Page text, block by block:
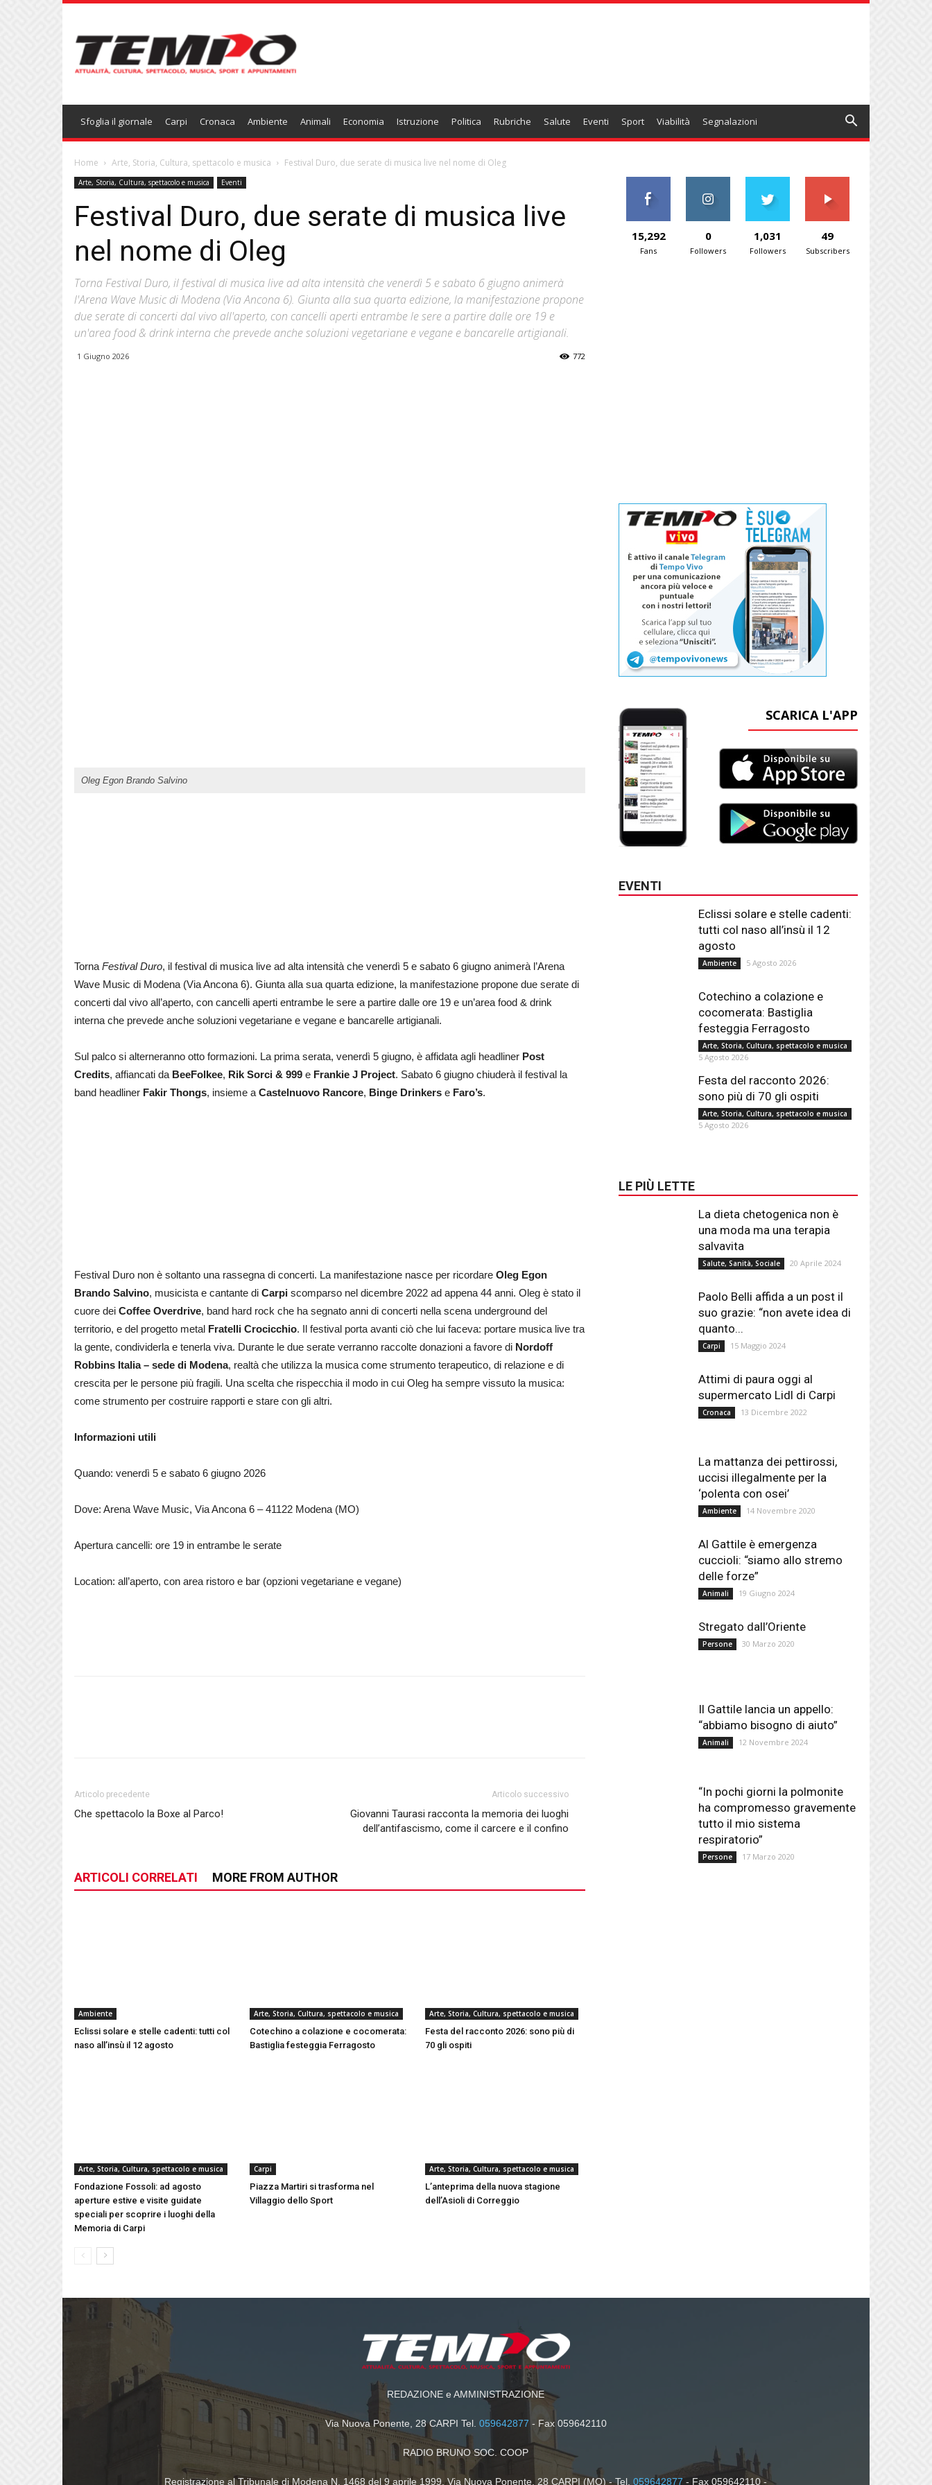
Sfoglia il giornale Carpi Cronaca Ambiente Animali Economia Istruzione Politica Rubriche Salute Eventi Sport Viabilità Segnalazioni
Home Arte, Storia, Cultura, spettacolo e musica Festival Duro, due serate di musica live nel nome di Oleg
Arte, Storia, Cultura, spettacolo e musica Eventi
Festival Duro, due serate di musica live
nel nome di Oleg
Torna Festival Duro, il festival di musica live ad alta intensità che venerdì 5 e sabato 6 giugno animerà
l'Arena Wave Music di Modena (Via Ancona 6). Giunta alla sua quarta edizione, la manifestazione propone
due serate di concerti dal vivo all'aperto, con cancelli aperti entrambe le sere a partire dalle ore 19 e
un'area food & drink interna che prevede anche soluzioni vegetariane e vegane e bancarelle artigianali.
1 Giugno 2026 772
Oleg Egon Brando Salvino
TornaFestival Duro, il festival di musica live ad alta intensità che venerdì 5 e sabato 6 giugno animerà l’Arena
Wave Music di Modena (Via Ancona 6). Giunta alla sua quarta edizione, la manifestazione propone due serate di
concerti dal vivo all’aperto, con cancelli aperti entrambe le sere a partire dalle ore 19 e un’area food & drink
interna che prevede anche soluzioni vegetariane e vegane e bancarelle artigianali.
Sul palco si alterneranno otto formazioni. La prima serata, venerdì 5 giugno, è affidata agli headliner Post
Credits, affiancati da BeeFolkee, Rik Sorci & 999 e Frankie J Project. Sabato 6 giugno chiuderà il festival la
band headliner Fakir Thongs, insieme aCastelnuovo Rancore, Binge Drinkers e Faro’s.
Festival Duro non è soltanto una rassegna di concerti. La manifestazione nasce per ricordareOleg Egon
Brando Salvino, musicista e cantante diCarpi scomparso nel dicembre 2022 ad appena 44 anni. Oleg è stato il
cuore deiCoffee Overdrive, band hard rock che ha segnato anni di concerti nella scena underground del
territorio, e del progetto metal Fratelli Crocicchio. Il festival porta avanti ciò che lui faceva: portare musica live tra
la gente, condividerla e tenerla viva. Durante le due serate verranno raccolte donazioni a favore di Nordoff
Robbins Italia – sede di Modena, realtà che utilizza la musica come strumento terapeutico, di relazione e di
crescita per le persone più fragili. Una scelta che rispecchia il modo in cui Oleg ha sempre vissuto la musica:
come strumento per costruire rapporti e stare con gli altri.
Informazioni utili
Quando: venerdì 5 e sabato 6 giugno 2026
Dove: Arena Wave Music, Via Ancona 6 – 41122 Modena (MO)
Apertura cancelli: ore 19 in entrambe le serate
Location: all’aperto, con area ristoro e bar (opzioni vegetariane e vegane)
Articolo precedente
Che spettacolo la Boxe al Parco!
Articolo successivo
Giovanni Taurasi racconta la memoria dei luoghi
dell’antifascismo, come il carcere e il confino
ARTICOLI CORRELATI MORE FROM AUTHOR
Ambiente
Eclissi solare e stelle cadenti: tutti col
naso all’insù il 12 agosto
Arte, Storia, Cultura, spettacolo e musica
Cotechino a colazione e cocomerata:
Bastiglia festeggia Ferragosto
Arte, Storia, Cultura, spettacolo e musica
Festa del racconto 2026: sono più di
70 gli ospiti
Arte, Storia, Cultura, spettacolo e musica
Fondazione Fossoli: ad agosto
aperture estive e visite guidate
speciali per scoprire i luoghi della
Memoria di Carpi
Carpi
Piazza Martiri si trasforma nel
Villaggio dello Sport
Arte, Storia, Cultura, spettacolo e musica
L’anteprima della nuova stagione
dell’Asioli di Correggio
15,292
Fans
0
Followers
1,031
Followers
49
Subscribers
SCARICA L'APP
EVENTI
Eclissi solare e stelle cadenti:
tutti col naso all’insù il 12
agosto
Ambiente 5 Agosto 2026
Cotechino a colazione e
cocomerata: Bastiglia
festeggia Ferragosto
Arte, Storia, Cultura, spettacolo e musica
5 Agosto 2026
Festa del racconto 2026:
sono più di 70 gli ospiti
Arte, Storia, Cultura, spettacolo e musica
5 Agosto 2026
LE PIÙ LETTE
La dieta chetogenica non è
una moda ma una terapia
salvavita
Salute, Sanità, Sociale 20 Aprile 2024
Paolo Belli affida a un post il
suo grazie: “non avete idea di
quanto...
Carpi 15 Maggio 2024
Attimi di paura oggi al
supermercato Lidl di Carpi
Cronaca 13 Dicembre 2022
La mattanza dei pettirossi,
uccisi illegalmente per la
‘polenta con osei’
Ambiente 14 Novembre 2020
Al Gattile è emergenza
cuccioli: “siamo allo stremo
delle forze”
Animali 19 Giugno 2024
Stregato dall’Oriente
Persone 30 Marzo 2020
Il Gattile lancia un appello:
“abbiamo bisogno di aiuto”
Animali 12 Novembre 2024
“In pochi giorni la polmonite
ha compromesso gravemente
tutto il mio sistema
respiratorio”
Persone 17 Marzo 2020
REDAZIONE e AMMINISTRAZIONE
Via Nuova Ponente, 28 CARPI Tel. 059642877 - Fax 059642110
RADIO BRUNO SOC. COOP
Registrazione al Tribunale di Modena N. 1468 del 9 aprile 1999. Via Nuova Ponente, 28 CARPI (MO) - Tel.059642877 - Fax 059642110 -